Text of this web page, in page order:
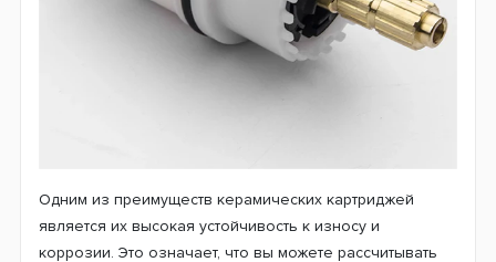
Одним из преимуществ керамических картриджей
является их высокая устойчивость к износу и
коррозии. Это означает, что вы можете рассчитывать